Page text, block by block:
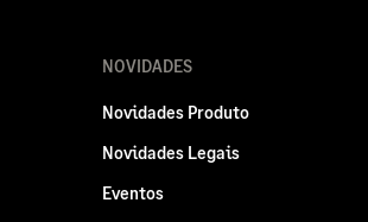
NOVIDADES
Novidades Produto
Novidades Legais
Eventos